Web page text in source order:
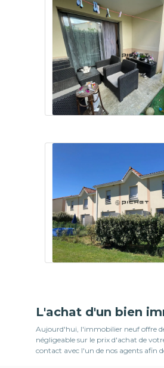
L'achat d'un bien
Aujourd'hui, l'immobilier neuf offre
négligeable sur le prix d'achat de
contact avec l'un de nos agents afin